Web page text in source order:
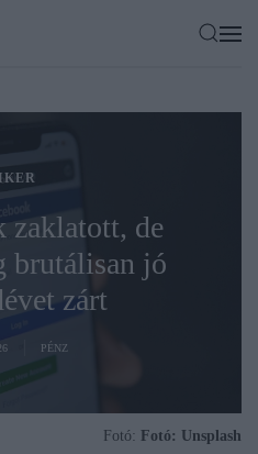
zaklatott, de
brutálisan jó
zárt
PÉNZ
Fotó: Fotó: Unsplash